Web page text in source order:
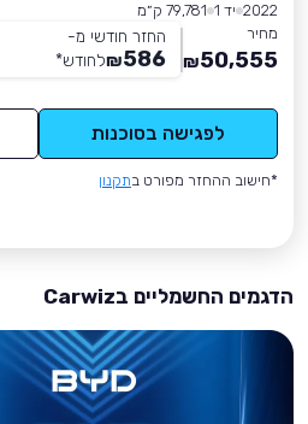
2022 יד 1
79,781 ק״מ
מחיר
50,555
₪
החזר חודשי מ-
586
₪לחודש*
לפגישה בסוכנות
*חישוב ההחזר מפורט בתקנון
הדגמים החשמליים בCarwiz